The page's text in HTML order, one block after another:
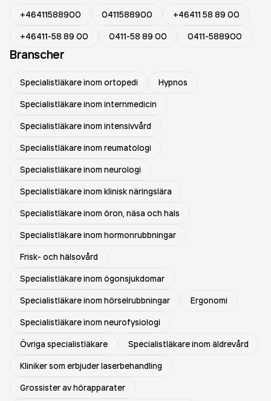
+46411588900 0411588900
+46411 58 89 00
+46411-58 89 00
0411-58 89 00 0411-588900
Branscher
Specialistläkare inom ortopedi
Hypnos
Specialistläkare inom internmedicin
Specialistläkare inom intensivvård
Specialistläkare inom reumatologi
Specialistläkare inom neurologi
Specialistläkare inom klinisk näringslära
Specialistläkare inom öron, näsa och hals
Specialistläkare inom hormonrubbningar
Frisk- och hälsovård
Specialistläkare inom ögonsjukdomar
Specialistläkare inom hörselrubbningar
Ergonomi
Specialistläkare inom neurofysiologi
Övriga specialistläkare
Specialistläkare inom äldrevård
Kliniker som erbjuder laserbehandling
Grossister av hörapparater